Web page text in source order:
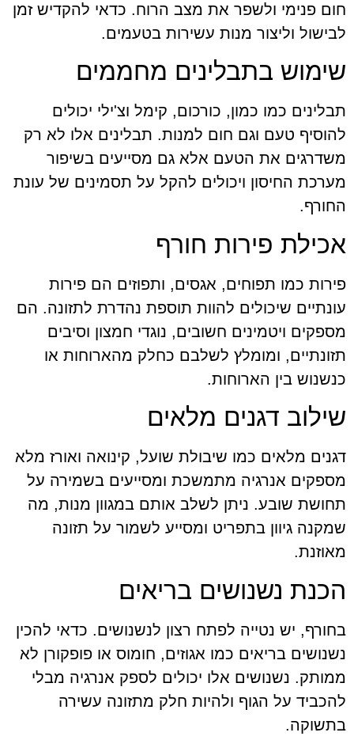
חום פנימי ולשפר את מצב הרוח. כדאי להקדיש זמן
לבישול וליצור מנות עשירות בטעמים.
שימוש בתבלינים מחממים
תבלינים כמו כמון, כורכום, קימל וצ'ילי יכולים
להוסיף טעם וגם חום למנות. תבלינים אלו לא רק
משדרגים את הטעם אלא גם מסייעים בשיפור
מערכת החיסון ויכולים להקל על תסמינים של עונת
החורף.
אכילת פירות חורף
פירות כמו תפוחים, אגסים, ותפוזים הם פירות
עונתיים שיכולים להוות תוספת נהדרת לתזונה. הם
מספקים ויטמינים חשובים, נוגדי חמצון וסיבים
תזונתיים, ומומלץ לשלבם כחלק מהארוחות או
כנשנוש בין הארוחות.
שילוב דגנים מלאים
דגנים מלאים כמו שיבולת שועל, קינואה ואורז מלא
מספקים אנרגיה מתמשכת ומסייעים בשמירה על
תחושת שובע. ניתן לשלב אותם במגוון מנות, מה
שמקנה גיוון בתפריט ומסייע לשמור על תזונה
מאוזנת.
הכנת נשנושים בריאים
בחורף, יש נטייה לפתח רצון לנשנושים. כדאי להכין
נשנושים בריאים כמו אגוזים, חומוס או פופקורן לא
ממותק. נשנושים אלו יכולים לספק אנרגיה מבלי
להכביד על הגוף ולהיות חלק מתזונה עשירה
בתשוקה.